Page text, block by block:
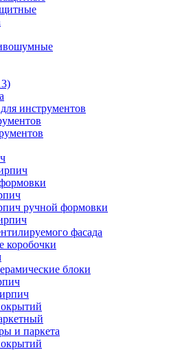
инструментов
ручной формовки
фасада
коробочки
блоки
и паркета